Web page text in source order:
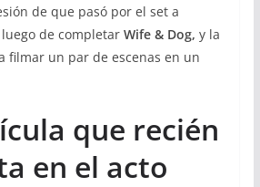
de que pasó por el set a
de completar Wife & Dog, y la
filmar un par de escenas en un
que recién
en el acto